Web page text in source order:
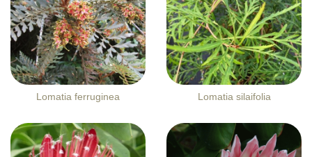
Lomatia ferruginea Lomatia silaifolia